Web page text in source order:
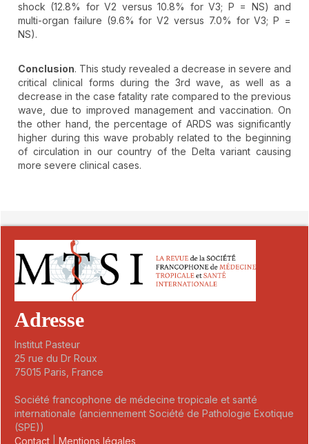
shock (12.8% for V2 versus 10.8% for V3; P = NS) and
multi-organ failure (9.6% for V2 versus 7.0% for V3; P =
NS).
Conclusion. This study revealed a decrease in severe and
critical clinical forms during the 3rd wave, as well as a
decrease in the case fatality rate compared to the previous
wave, due to improved management and vaccination. On
the other hand, the percentage of ARDS was significantly
higher during this wave probably related to the beginning
of circulation in our country of the Delta variant causing
more severe clinical cases.
Adresse
Institut Pasteur
25 rue du Dr Roux
75015 Paris, France
Société francophone de médecine tropicale et santé
internationale (anciennement Société de Pathologie Exotique
(SPE))
Contact
Mentions légales